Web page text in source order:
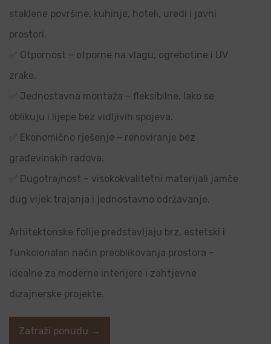
staklene površine, kuhinje, hoteli, uredi i javni
prostori.
✅ Otpornost – otporne na vlagu, ogrebotine i UV
zrake.
✅ Jednostavna montaža – fleksibilne, lako se
oblikuju i lijepe bez vidljivih spojeva.
✅ Ekonomično rješenje – renoviranje bez
građevinskih radova.
✅ Dugotrajnost – visokokvalitetni materijali jamče
dug vijek trajanja i jednostavno održavanje.
Arhitektonske folije predstavljaju brz, estetski i
funkcionalan način preoblikovanja prostora –
idealne za moderne interijere i zahtjevne
dizajnerske projekte.
Zatraži ponudu →